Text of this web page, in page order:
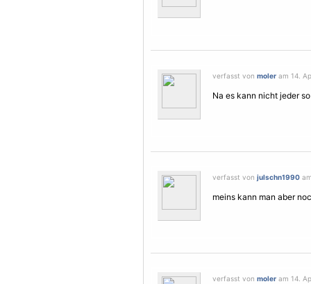
verfasst von moler am 14.
Na es kann nicht jeder
verfasst von julschn1990
meins kann man aber
verfasst von moler am 14.